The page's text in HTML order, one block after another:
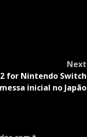
Next
for Nintendo Switch
inicial no Japão